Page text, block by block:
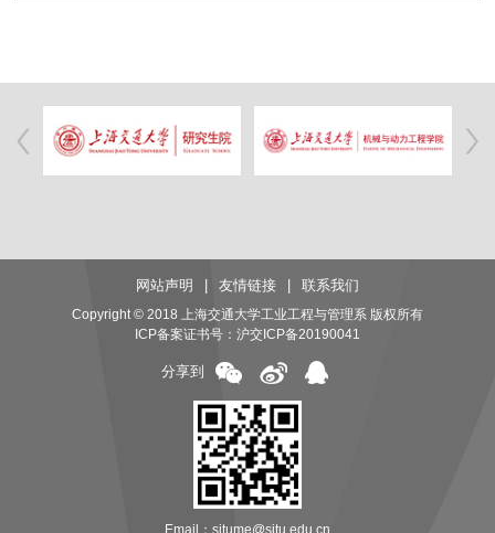
网站声明 友情链接 联系我们
Copyright © 2018 上海交通大学工业工程与管理系 版权所有
ICP备案证书号： 沪交ICP备20190041
分享到
Email：sjtume@sjtu.edu.cn